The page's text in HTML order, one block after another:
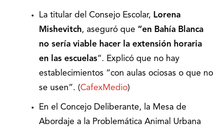
La titular del Consejo Escolar, Lorena
Mishevitch, aseguró que “en Bahía Blanca
no sería viable hacer la extensión horaria
en las escuelas“. Explicó que no hay
establecimientos “con aulas ociosas o que no
se usen”. (CafexMedio)
En el Concejo Deliberante, la Mesa de
Abordaje a la Problemática Animal Urbana